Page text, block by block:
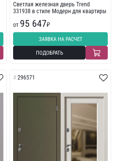
Светлая железная дверь Trend
331938 в стиле Модерн для квартиры
от 95 647₽
ЗАЯВКА НА РАСЧЕТ
ПОДОБРАТЬ
296571